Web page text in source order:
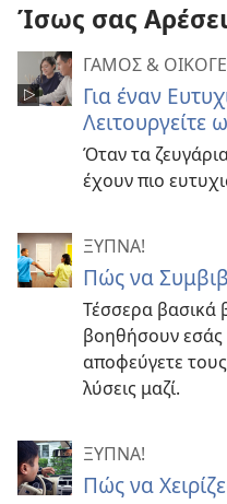
Ίσως σας
ΓΑΜΟΣ &
Για έναν
Λειτουργείτε
Όταν τα
έχουν πιο
ΞΥΠΝΑ!
Πώς να
Τέσσερα βασικά
βοηθήσουν εσάς
αποφεύγετε
λύσεις μαζί.
ΞΥΠΝΑ!
Πώς να